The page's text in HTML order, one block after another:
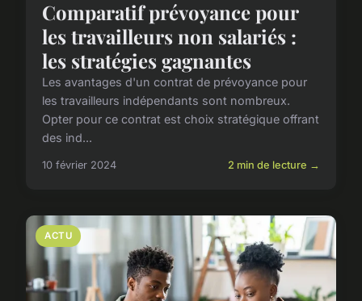
Comparatif prévoyance pour
les travailleurs non salariés :
les stratégies gagnantes
Les avantages d'un contrat de prévoyance pour
les travailleurs indépendants sont nombreux.
Opter pour ce contrat est choix stratégique offrant
des ind...
10 février 2024 2 min de lecture →
ACTU